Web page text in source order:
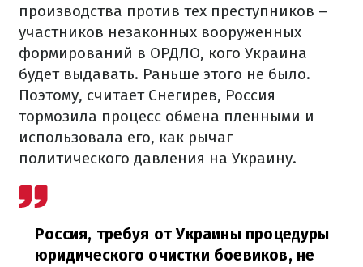
производства против тех преступников –
участников незаконных вооруженных
формирований в ОРДЛО, кого Украина
будет выдавать. Раньше этого не было.
Поэтому, считает Снегирев, Россия
тормозила процесс обмена пленными и
использовала его, как рычаг
политического давления на Украину.
Россия, требуя от Украины процедуры
юридического очистки боевиков, не